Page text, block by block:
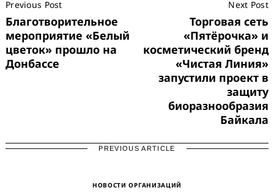
Navigation
Previous Post
Благотворительное
мероприятие «Белый
цветок» прошло на
Донбассе
Next Post
Торговая сеть
«Пятёрочка» и
косметический бренд
«Чистая Линия»
запустили проект в
защиту
биоразнообразия
Байкала
PREVIOUS ARTICLE
НОВОСТИ ОРГАНИЗАЦИЙ